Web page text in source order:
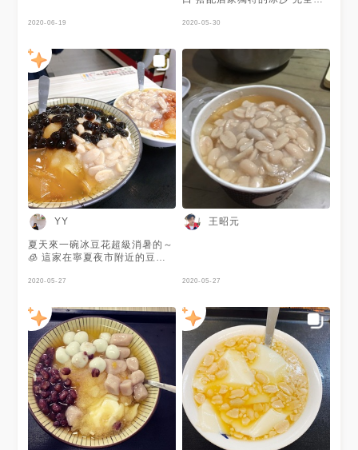
2020-06-19
位，寬敞不擁擠～
2020-05-30
YY
夏天來一碗冰豆花超級消暑的～
🧊 這家在寧夏夜市附近的豆花
最愛的三種料 粉圓&花生&粉粿
2020-05-27
王昭元
2020-05-27